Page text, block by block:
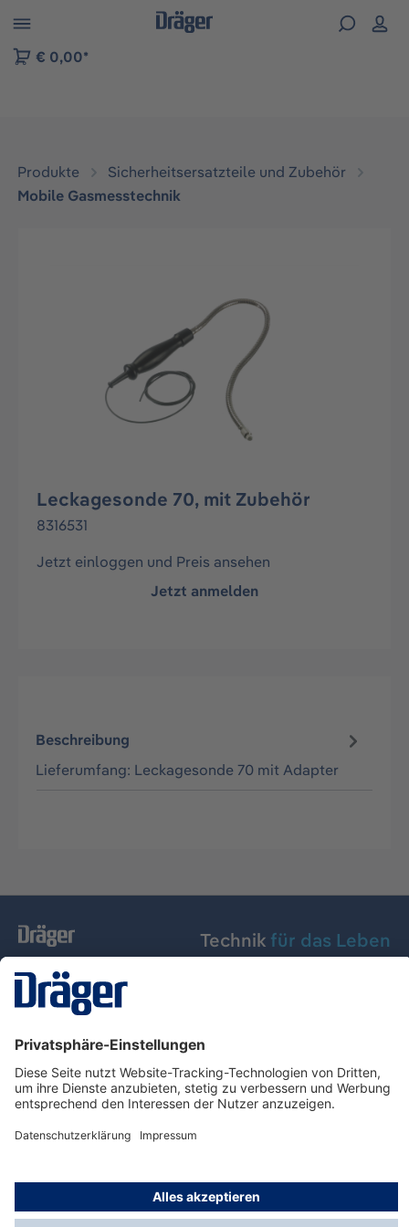
der B2B-Plattform springen
€ 0,00*
Produkte
Sicherheitsersatzteile und Zubehör
Mobile Gasmesstechnik
Leckagesonde 70, mit Zubehör
8316531
Jetzt einloggen und Preis ansehen
Jetzt anmelden
Beschreibung
Lieferumfang: Leckagesonde 70 mit Adapter
Technik für das Leben
Dräger Austria GmbH
Über Dräger
Informationen
© Dräger Austria GmbH, 2024